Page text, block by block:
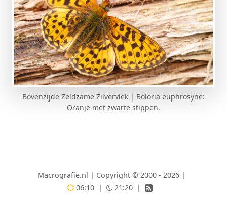
Bovenzijde Zeldzame Zilvervlek | Boloria euphrosyne:
Oranje met zwarte stippen.
Macrografie.nl | Copyright © 2000 - 2026 |
06:10
| 21:20 |